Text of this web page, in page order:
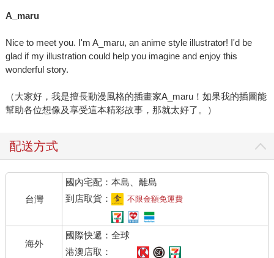
A_maru
Nice to meet you. I'm A_maru, an anime style illustrator! I'd be
glad if my illustration could help you imagine and enjoy this
wonderful story.
（大家好，我是擅長動漫風格的插畫家A_maru！如果我的插圖能
幫助各位想像及享受這本精彩故事，那就太好了。）
配送方式
台灣
國內宅配：本島、離島
到店取貨：
不限金額免運費
海外
國際快遞：全球
港澳店取：